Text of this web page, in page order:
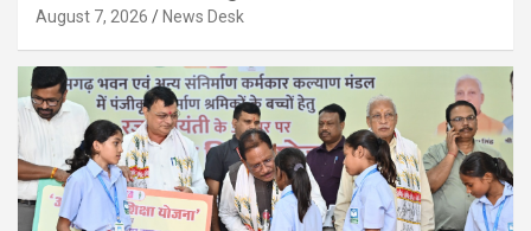
August 7, 2026 News Desk